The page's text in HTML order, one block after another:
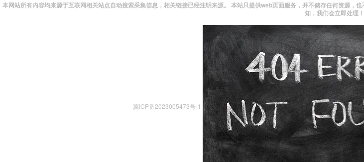
本网站所有内容均来源于互联网相关站点自动搜索采集信息，相关链接已经注明来源。 本站只提供web页面服务，并不储存任何资源
知，我们会立即处理！
冀ICP备2023005473号-1